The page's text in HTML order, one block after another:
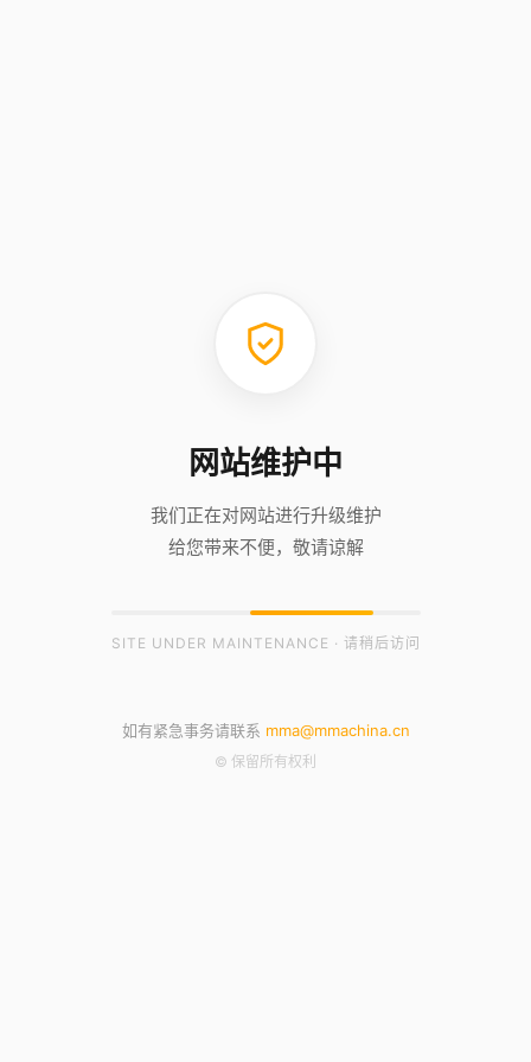
网站维护中
我们正在对网站进行升级维护
给您带来不便，敬请谅解
SITE UNDER MAINTENANCE · 请稍后访问
如有紧急事务请联系 mma@mmachina.cn
© 保留所有权利